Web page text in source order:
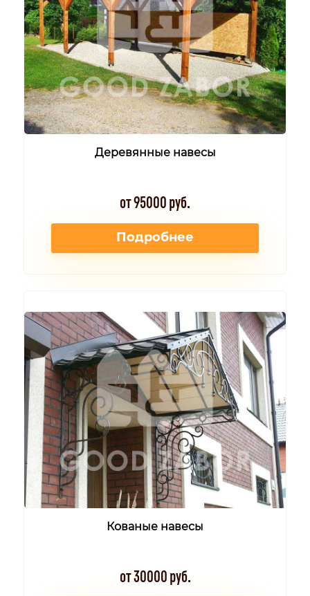
Деревянные навесы
от 95000 руб.
Подробнее
Кованые навесы
от 30000 руб.